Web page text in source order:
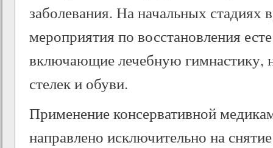
заболевания. На начальных стадиях
мероприятия по восстановления
включающие лечебную гимнастику,
стелек и обуви.
Применение консервативной
направлено исключительно на